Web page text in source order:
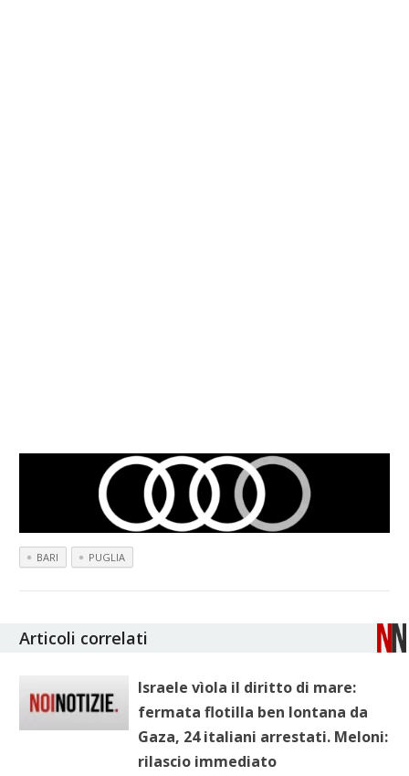
BARI PUGLIA
Articoli correlati
Israele vìola il diritto di mare:
fermata flotilla ben lontana da
Gaza, 24 italiani arrestati. Meloni:
rilascio immediato